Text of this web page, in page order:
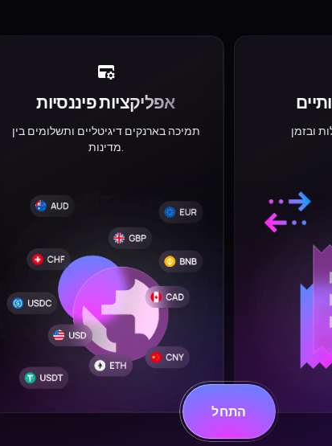
אפליקציות פיננסיות
תמיכה בארנקים דיגיטליים ותשלומים בין
מדינות.
התחל